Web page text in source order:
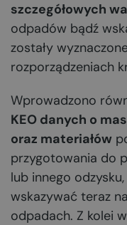
szczegółowych
odpadów bądź
zostały
rozporządzeniach
Wprowadzono
KEO danych o
oraz materiałów
przygotowania do
lub innego
wskazywać teraz
odpadach. Z kolei